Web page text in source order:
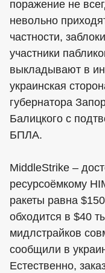
поражение не
невольно
частности,
участники
выкладывают в
украинская
губернатора
Балицкого с
БПЛА.
MiddleStrike –
ресурсоёмкому
ракеты равна
обходится в $40
мидлстрайков
сообщили в
Естественно,